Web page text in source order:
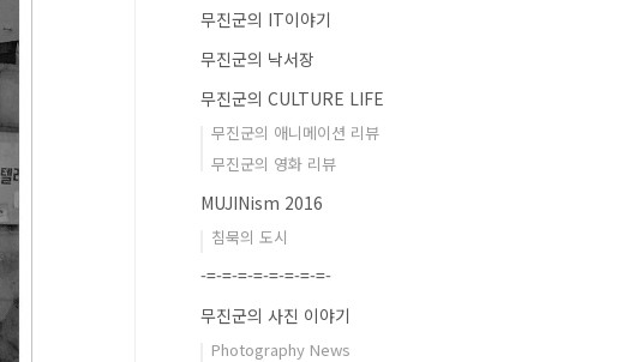
무진군의 IT이야기
무진군의 낙서장
무진군의 CULTURE LIFE
무진군의 애니메이션 리뷰
무진군의 영화 리뷰
MUJINism 2016
침묵의 도시
-=-=-=-=-=-=-=-=-
무진군의 사진 이야기
Photography News